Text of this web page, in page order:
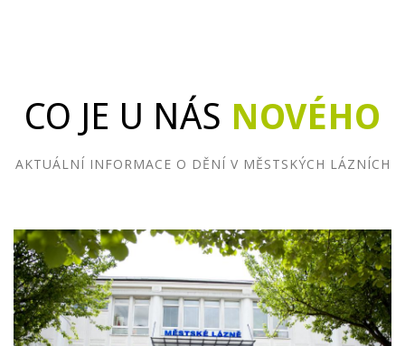
CO JE U NÁS NOVÉHO
AKTUÁLNÍ INFORMACE O DĚNÍ V MĚSTSKÝCH LÁZNÍCH